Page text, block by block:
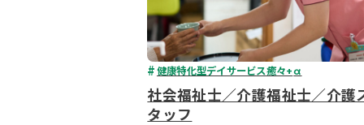
健康特化型デイサービス癒々+α
社会福祉士／介護福祉士／介護
タッフ